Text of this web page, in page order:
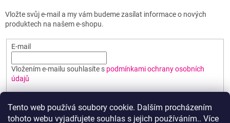
Tento web používá soubory cookie. Dalším procházením
tohoto webu vyjadřujete souhlas s jejich používáním.. Více
Vložte svůj e-mail a my vám budeme zasílat informace o nových
produktech na našem e-shopu.
E-mail
Vložením e-mailu souhlasíte s podmínkami ochrany osobních
údajů
PŘIHLÁSIT SE